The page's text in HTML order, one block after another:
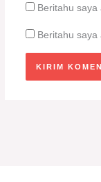
Beritahu
Beritahu saya